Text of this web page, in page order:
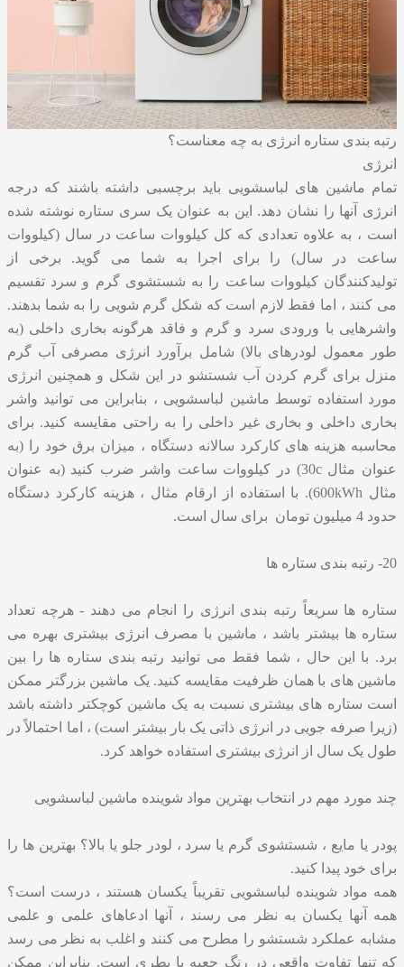
رتبه بندی ستاره انرژی به چه معناست؟
انرژی
تمام ماشین های لباسشویی باید برچسبی داشته باشند که درجه
انرژی آنها را نشان دهد. این به عنوان یک سری ستاره نوشته شده
است ، به علاوه تعدادی که کل کیلووات ساعت در سال (کیلووات
ساعت در سال) را برای اجرا به شما می گوید. برخی از
تولیدکنندگان کیلووات ساعت را به شستشوی گرم و سرد تقسیم
می کنند ، اما فقط لازم است که شکل گرم شویی را به شما بدهند.
واشرهایی با ورودی سرد و گرم و فاقد هرگونه بخاری داخلی (به
طور معمول لودرهای بالا) شامل برآورد انرژی مصرفی آب گرم
منزل برای گرم کردن آب شستشو در این شکل و همچنین انرژی
مورد استفاده توسط ماشین لباسشویی ، بنابراین می توانید واشر
بخاری داخلی و بخاری غیر داخلی را به راحتی مقایسه کنید. برای
محاسبه هزینه های کارکرد سالانه دستگاه ، میزان برق خود را (به
عنوان مثال 30c) در کیلووات ساعت واشر ضرب کنید (به عنوان
مثال 600kWh). با استفاده از ارقام مثال ، هزینه کارکرد دستگاه
حدود 4 میلیون تومان برای سال است.
20- رتبه بندی ستاره ها
ستاره ها سریعاً رتبه بندی انرژی را انجام می دهند - هرچه تعداد
ستاره ها بیشتر باشد ، ماشین با مصرف انرژی بیشتری بهره می
برد. با این حال ، شما فقط می توانید رتبه بندی ستاره ها را بین
ماشین های با همان ظرفیت مقایسه کنید. یک ماشین بزرگتر ممکن
است ستاره های بیشتری نسبت به یک ماشین کوچکتر داشته باشد
(زیرا صرفه جویی در انرژی ذاتی یک بار بیشتر است) ، اما احتمالاً در
طول یک سال از انرژی بیشتری استفاده خواهد کرد.
چند مورد مهم در انتخاب بهترین مواد شوینده ماشین لباسشویی
پودر یا مایع ، شستشوی گرم یا سرد ، لودر جلو یا بالا؟ بهترین ها را
برای خود پیدا کنید.
همه مواد شوینده لباسشویی تقریباً یکسان هستند ، درست است؟
همه آنها یکسان به نظر می رسند ، آنها ادعاهای علمی و علمی
مشابه عملکرد شستشو را مطرح می کنند و اغلب به نظر می رسد
که تنها تفاوت واقعی در رنگ جعبه یا بطری است. بنابراین ممکن